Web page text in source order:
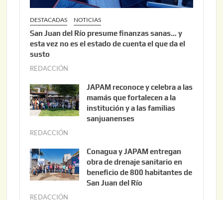
DESTACADAS NOTICIAS
San Juan del Río presume finanzas sanas… y
esta vez no es el estado de cuenta el que da el
susto
REDACCIÓN
o
s
t
,
2
0
JAPAM reconoce y celebra a las
mamás que fortalecen a la
institución y a las familias
sanjuanenses
REDACCIÓN
n
i
o
Conagua y JAPAM entregan
obra de drenaje sanitario en
beneficio de 800 habitantes de
San Juan del Río
REDACCIÓN